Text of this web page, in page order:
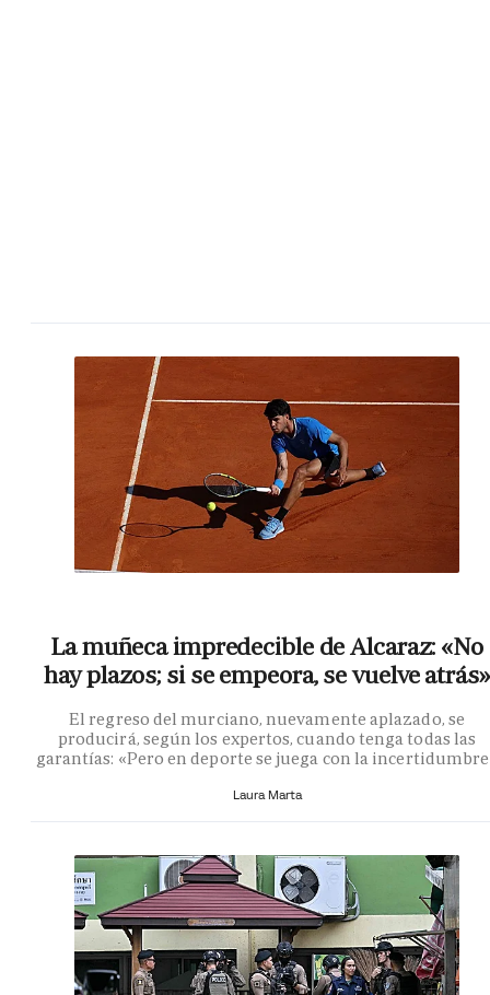
La muñeca impredecible de Alcaraz: «No
hay plazos; si se empeora, se vuelve atrás»
El regreso del murciano, nuevamente aplazado, se
producirá, según los expertos, cuando tenga todas las
garantías: «Pero en deporte se juega con la
Laura Marta